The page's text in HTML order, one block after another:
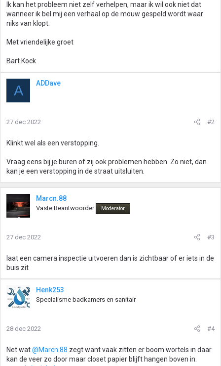
Ik kan het probleem niet zelf verhelpen, maar ik wil ook niet dat
wanneer ik bel mij een verhaal op de mouw gespeld wordt waar
niks van klopt.
Met vriendelijke groet
Bart Kock
A ADDave
27 dec 2022 #2
Klinkt wel als een verstopping.
Vraag eens bij je buren of zij ook problemen hebben. Zo niet, dan
kan je een verstopping in de straat uitsluiten.
Marcn.88
Vaste Beantwoorder Moderator
27 dec 2022 #3
laat een camera inspectie uitvoeren dan is zichtbaar of er iets in de
buis zit
Henk253
Specialisme badkamers en sanitair
28 dec 2022 #4
Net wat@Marcn.88 zegt want vaak zitten er boom wortels in daar
kan de veer zo door maar closet papier blijft hangen boven in.